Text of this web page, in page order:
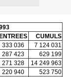
ENTREES
CUMULS
333 036
7 124 031
287 423
629 199
271 328
14 249 963
220 940
523 750